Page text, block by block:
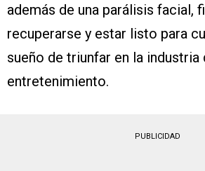
además de una parálisis facial,
recuperarse y estar listo para
sueño de triunfar en la industria
entretenimiento.
PUBLICIDAD